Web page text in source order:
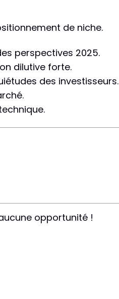
de niche.
perspectives 2025.
dilutive forte.
des investisseurs.
opportunité !